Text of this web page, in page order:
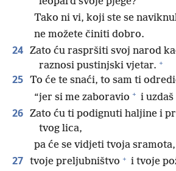
Tako ni vi, koji ste se
ne možete činiti dobro.
24 Zato ću raspršiti svoj narod
raznosi pustinjski vjetar. +
25 To će te snaći, to sam ti
“jer si me zaboravio + i uzdaš
26 Zato ću ti podignuti haljine i
tvog lica,
pa će se vidjeti tvoja sramota,
27 tvoje preljubništvo + i tvoje